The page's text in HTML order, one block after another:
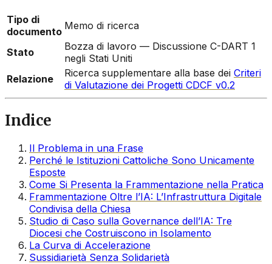
Tipo di
documento Memo di ricerca
Stato
Bozza di lavoro — Discussione C-DART 1
negli Stati Uniti
Relazione
Ricerca supplementare alla base dei Criteri
di Valutazione dei Progetti CDCF v0.2
Indice
Il Problema in una Frase
Perché le Istituzioni Cattoliche Sono Unicamente
Esposte
Come Si Presenta la Frammentazione nella Pratica
Frammentazione Oltre l’IA: L’Infrastruttura Digitale
Condivisa della Chiesa
Studio di Caso sulla Governance dell’IA: Tre
Diocesi che Costruiscono in Isolamento
La Curva di Accelerazione
Sussidiarietà Senza Solidarietà